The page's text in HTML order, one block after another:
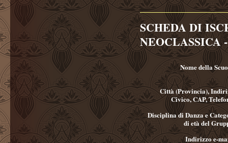
SCHEDA DI
NEOCLASSICA
Nome della
Città (Provincia),
Civico, CAP,
Disciplina di Danza e
di età del
Indirizzo e-